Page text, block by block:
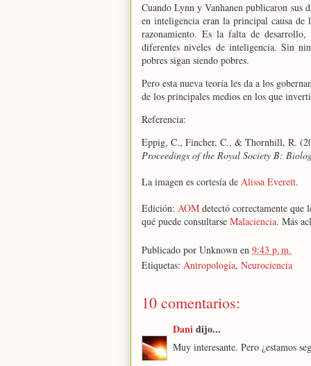
Cuando Lynn y Vanhanen publicaron sus
en inteligencia eran la principal causa
razonamiento. Es la falta de
diferentes niveles de inteligencia. Sin
pobres sigan siendo pobres.
Pero esta nueva teoría les da a los
de los principales medios en los que
Referencia:
Eppig, C., Fincher, C., & Thornhill, R.
Proceedings of the Royal Society B:
La imagen es cortesía de Alissa Everett.
Edición: AOM detectó correctamente
qué puede consultarse Malaciencia. Más
Publicado por Unknown en 9:43 p. m.
Etiquetas: Antropología, Neurociencia
10 comentarios:
Danidijo...
Muy interesante. Pero ¿estamos